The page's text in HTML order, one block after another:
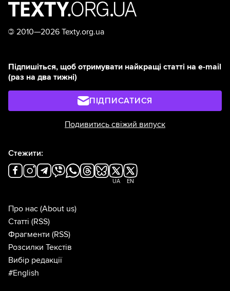
© 2010—2026 Texty.org.ua
Підпишіться, щоб отримувати найкращі статті на e-mail
(раз на два тижні)
ПІДПИСАТИСЯ
Подивитись свіжий випуск
Стежити:
UA EN
Про нас (About us)
Статті (RSS)
Фрагменти (RSS)
Розсилки Текстів
Вибір редакції
#English